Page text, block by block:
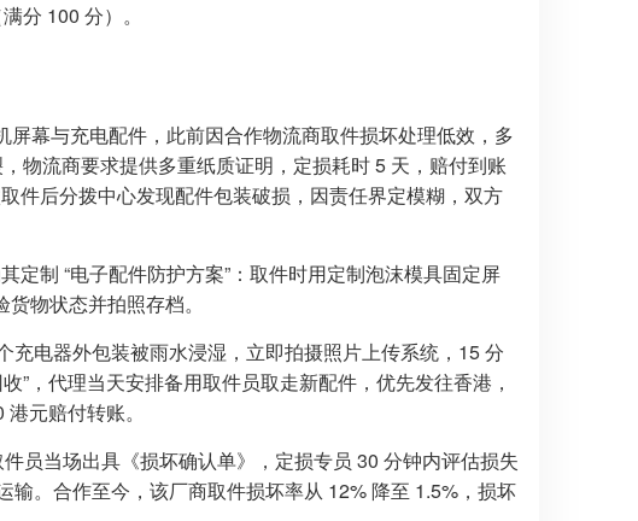
分 100 分）。
幕与充电配件，此前因合作物流商取件损坏处理低效，多
物流商要求提供多重纸质证明，定损耗时 5 天，赔付到账
件后分拨中心发现配件包装破损，因责任界定模糊，双方
制 “电子配件防护方案”：取件时用定制泡沫模具固定屏
物状态并拍照存档。
电器外包装被雨水浸湿，立即拍摄照片上传系统，15 分
”，代理当天安排备用取件员取走新配件，优先发往香港，
元赔付转账。
员当场出具《损坏确认单》，定损专员 30 分钟内评估损失
输。合作至今，该厂商取件损坏率从 12% 降至 1.5%，损坏